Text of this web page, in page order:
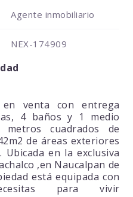
Agente inmobiliario
NEX-174909
en venta con entrega
4 baños y 1 medio
cuadrados de
de áreas exteriores
en la exclusiva
,en Naucalpan de
está equipada con
para vivir